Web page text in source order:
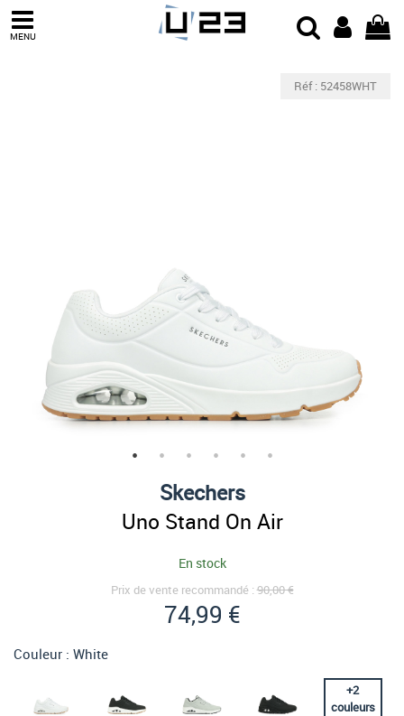
MENU
Réf : 52458WHT
Skechers
Uno Stand On Air
En stock
Prix de vente recommandé :90,00 €
74,99 €
Couleur : White
+2
couleurs